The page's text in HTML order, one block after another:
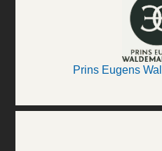
Prins Eugens